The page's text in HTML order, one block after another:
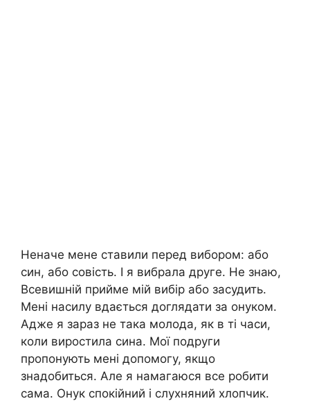
Неначе мене ставили перед вибором: або
син, або совість. І я вибрала друге. Не знаю,
Всевишній прийме мій вибір або засудить.
Мені насилу вдається доглядати за онуком.
Адже я зараз не така молода, як в ті часи,
коли виростила сина. Мої подруги
пропонують мені допомогу, якщо
знадобиться. Але я намагаюся все робити
сама. Онук спокійний і слухняний хлопчик.